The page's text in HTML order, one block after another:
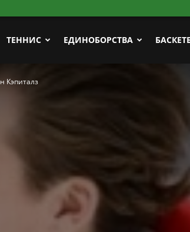
ТЕННИС ЕДИНОБОРСТВА
Кэпиталз